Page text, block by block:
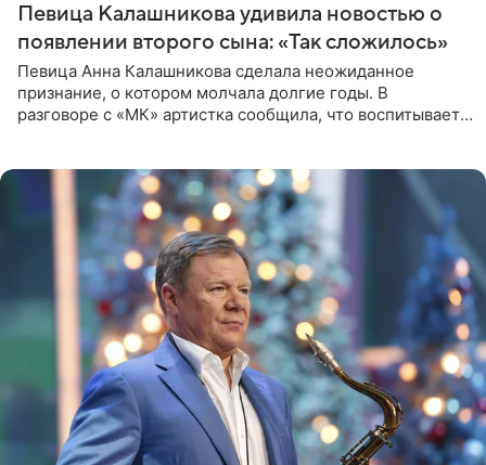
Певица Калашникова удивила новостью о
появлении второго сына: «Так сложилось»
Певица Анна Калашникова сделала неожиданное
признание, о котором молчала долгие годы. В
разговоре с «МК» артистка сообщила, что воспитывает